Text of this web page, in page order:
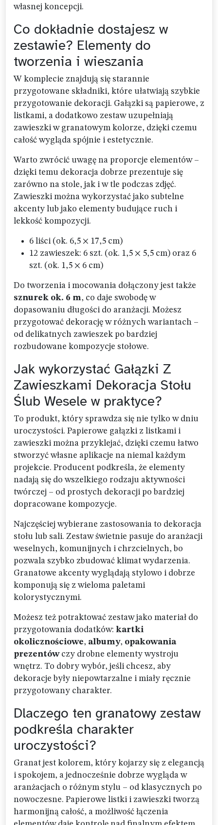
własnej koncepcji.
Co dokładnie dostajesz w
zestawie? Elementy do
tworzenia i wieszania
W komplecie znajdują się starannie
przygotowane składniki, które ułatwiają szybkie
przygotowanie dekoracji. Gałązki są papierowe, z
listkami, a dodatkowo zestaw uzupełniają
zawieszki w granatowym kolorze, dzięki czemu
całość wygląda spójnie i estetycznie.
Warto zwrócić uwagę na proporcje elementów –
dzięki temu dekoracja dobrze prezentuje się
zarówno na stole, jak i w tle podczas zdjęć.
Zawieszki można wykorzystać jako subtelne
akcenty lub jako elementy budujące ruch i
lekkość kompozycji.
6 liści (ok. 6,5 × 17,5 cm)
12 zawieszek: 6 szt. (ok. 1,5 × 5,5 cm) oraz 6
szt. (ok. 1,5 × 6 cm)
Do tworzenia i mocowania dołączony jest także
sznurek ok. 6 m, co daje swobodę w
dopasowaniu długości do aranżacji. Możesz
przygotować dekorację w różnych wariantach –
od delikatnych zawieszek po bardziej
rozbudowane kompozycje stołowe.
Jak wykorzystać Gałązki Z
Zawieszkami Dekoracja Stołu
Ślub Wesele w praktyce?
To produkt, który sprawdza się nie tylko w dniu
uroczystości. Papierowe gałązki z listkami i
zawieszki można przyklejać, dzięki czemu łatwo
stworzyć własne aplikacje na niemal każdym
projekcie. Producent podkreśla, że elementy
nadają się do wszelkiego rodzaju aktywności
twórczej – od prostych dekoracji po bardziej
dopracowane kompozycje.
Najczęściej wybierane zastosowania to dekoracja
stołu lub sali. Zestaw świetnie pasuje do aranżacji
weselnych, komunijnych i chrzcielnych, bo
pozwala szybko zbudować klimat wydarzenia.
Granatowe akcenty wyglądają stylowo i dobrze
komponują się z wieloma paletami
kolorystycznymi.
Możesz też potraktować zestaw jako materiał do
przygotowania dodatków: kartki
okolicznościowe, albumy, opakowania
prezentówczy drobne elementy wystroju
wnętrz. To dobry wybór, jeśli chcesz, aby
dekoracje były niepowtarzalne i miały ręcznie
przygotowany charakter.
Dlaczego ten granatowy zestaw
podkreśla charakter
uroczystości?
Granat jest kolorem, który kojarzy się z elegancją
i spokojem, a jednocześnie dobrze wygląda w
aranżacjach o różnym stylu – od klasycznych po
nowoczesne. Papierowe listki i zawieszki tworzą
harmonijną całość, a możliwość łączenia